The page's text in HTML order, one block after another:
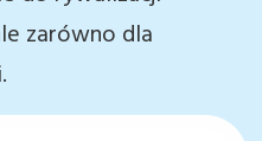
zarówno dla